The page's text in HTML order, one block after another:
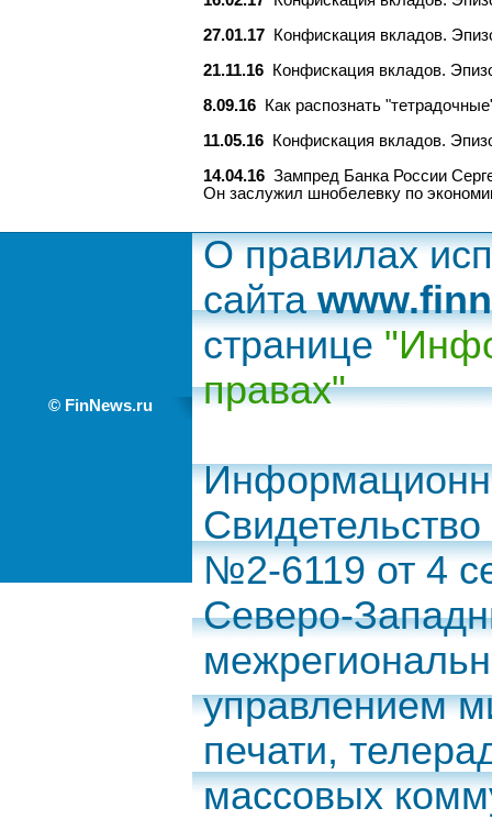
27.01.17
Конфискация вкладов.
21.11.16
Конфискация вкладов.
8.09.16
Как распознать
11.05.16
Конфискация вкладов.
14.04.16 Зампред Банка России
Он заслужил шнобелевку по
© FinNews.ru
О правилах
сайта
странице
правах"
№2-6119 от 4
Северо-
управлением
печати,
массовых